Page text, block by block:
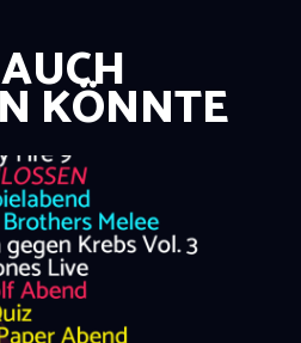
KÖNNTE